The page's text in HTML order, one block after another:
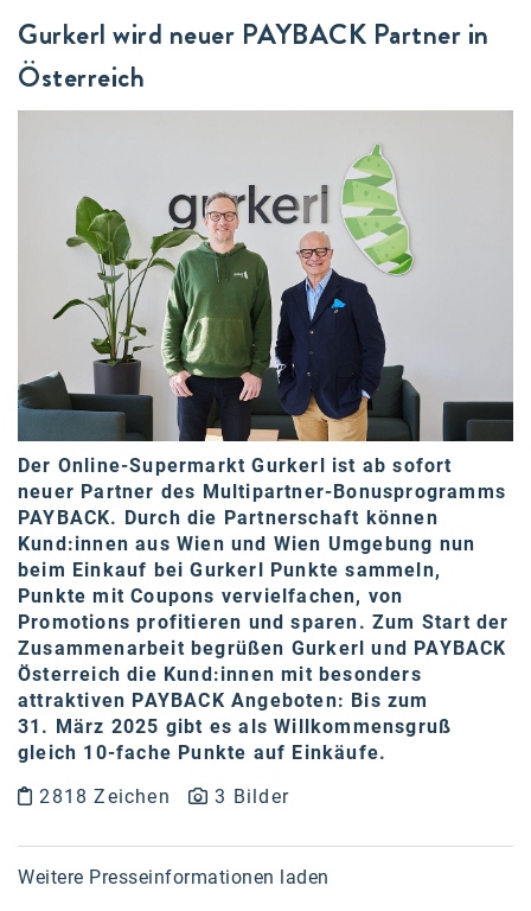
Gurkerl wird neuer PAYBACK Partner in
Österreich
Der Online-SupermarktGurkerl ist ab sofort
neuer Partner des Multipartner-Bonusprogramms
PAYBACK. Durch die Partnerschaft können
Kund:innenaus Wien und Wien Umgebung nun
beim Einkauf bei Gurkerl Punkte sammeln,
Punkte mit Coupons vervielfachen, von
Promotions profitieren und sparen. Zum Start der
Zusammenarbeit begrüßen Gurkerl und PAYBACK
Österreich die Kund:innen mit besonders
attraktiven PAYBACK Angeboten: Bis zum
31. März 2025 gibt es als Willkommensgruß
gleich 10-fache Punkte auf Einkäufe.
2818 Zeichen
3 Bilder
Weitere Presseinformationen laden